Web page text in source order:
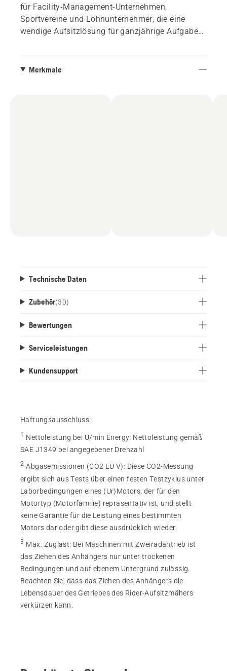
für Facility-Management-Unternehmen,
Sportvereine und Lohnunternehmer, die eine
wendige Aufsitzlösung für ganzjährige Aufgaben
Combi-Mähwerken ausgestattet werden.
Merkmale
Technische Daten
Zubehör(30)
Bewertungen
Serviceleistungen
Kundensupport
Haftungsausschluss:
1 Nettoleistung bei U/min Energy: Nettoleistung gemäß
SAE J1349 bei angegebener Drehzahl
2 Abgasemissionen (CO2 EU V): Diese CO2-Messung
ergibt sich aus Tests über einen festen Testzyklus unter
Laborbedingungen eines (Ur)Motors, der für den
Motortyp (Motorfamilie) repräsentativ ist, und stellt
keine Garantie für die Leistung eines bestimmten
Motors dar oder gibt diese ausdrücklich wieder.
3 Max. Zuglast: Bei Maschinen mit Zweiradantrieb ist
das Ziehen des Anhängers nur unter trockenen
Bedingungen und auf ebenem Untergrund zulässig.
Beachten Sie, dass das Ziehen des Anhängers die
Lebensdauer des Getriebes des Rider-Aufsitzmähers
verkürzen kann.